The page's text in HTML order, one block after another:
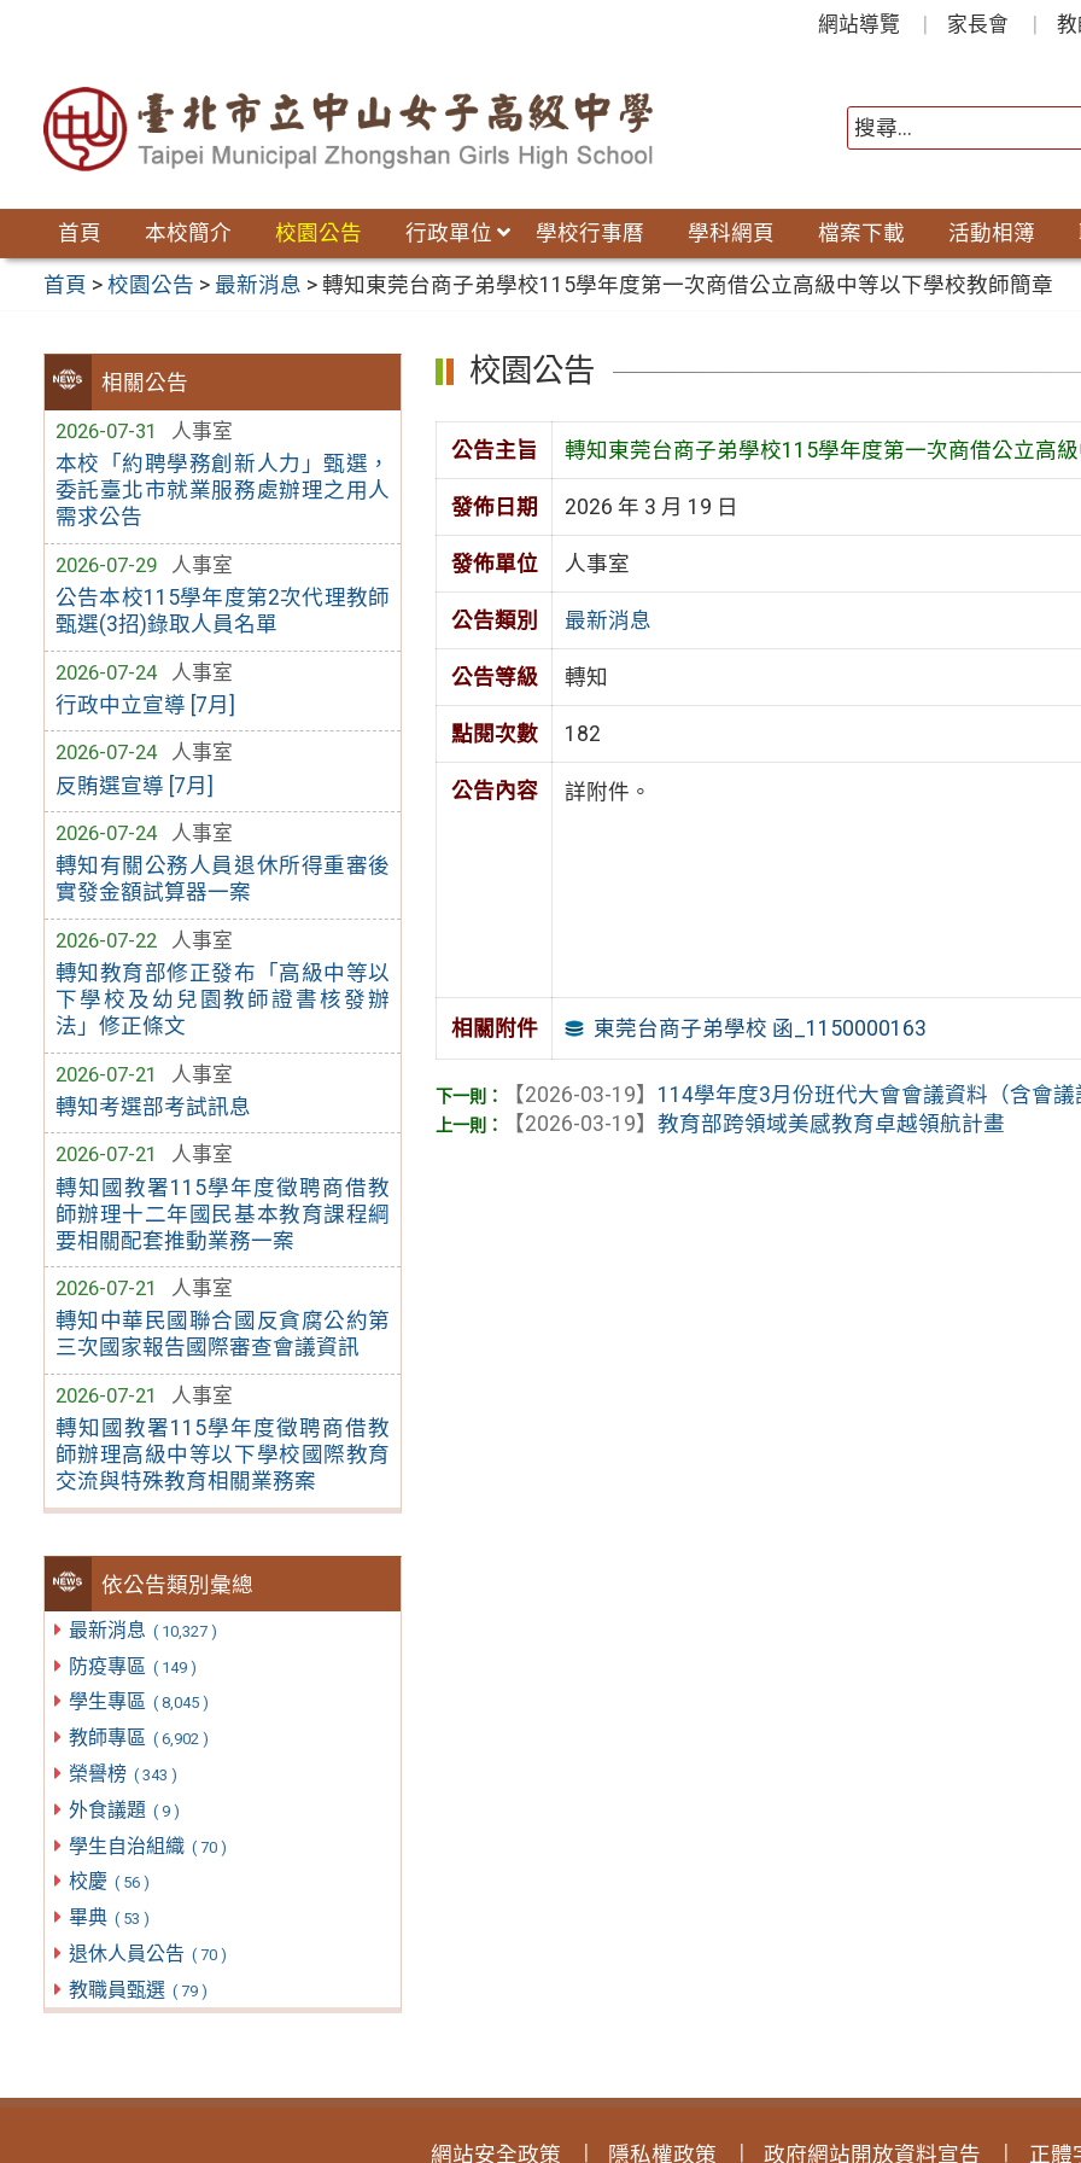
網站導覽 家長會
首頁 本校簡介 校園公告 行政單位 學校行事曆 學科網頁 檔案下載 活動相簿
首頁 >校園公告 > 最新消息 >轉知東莞台商子弟學校115學年度第一次商借公立高級中等以下學校教師簡章
相關公告
2026-07-31
人事室
本校「約聘學務創新人力」甄選，
委託臺北市就業服務處辦理之用人
需求公告
2026-07-29
人事室
公告本校115學年度第2次代理教師
甄選(3招)錄取人員名單
2026-07-24
人事室
行政中立宣導 [7月]
2026-07-24
人事室
反賄選宣導 [7月]
2026-07-24
人事室
轉知有關公務人員退休所得重審後
實發金額試算器一案
2026-07-22
人事室
轉知教育部修正發布「高級中等以
下學校及幼兒園教師證書核發辦
法」修正條文
2026-07-21
人事室
轉知考選部考試訊息
2026-07-21
人事室
轉知國教署115學年度徵聘商借教
師辦理十二年國民基本教育課程綱
要相關配套推動業務一案
2026-07-21
人事室
轉知中華民國聯合國反貪腐公約第
三次國家報告國際審查會議資訊
2026-07-21
人事室
轉知國教署115學年度徵聘商借教
師辦理高級中等以下學校國際教育
交流與特殊教育相關業務案
依公告類別彙總
最新消息 ( 10,327 )
防疫專區 ( 149 )
學生專區 ( 8,045 )
教師專區 ( 6,902 )
榮譽榜 ( 343 )
外食議題 ( 9 )
學生自治組織 ( 70 )
校慶 ( 56 )
畢典 ( 53 )
退休人員公告 ( 70 )
教職員甄選 ( 79 )
校園公告
公告主旨 轉知東莞台商子弟學校115學年度第一次商借公立高
發佈日期 2026 年 3 月 19 日
發佈單位 人事室
公告類別 最新消息
公告等級 轉知
點閱次數 182
公告內容 詳附件。
相關附件 東莞台商子弟學校 函_1150000163
【2026-03-19】 114學年度3月份班代大會會議資料（含會議
【2026-03-19】教育部跨領域美感教育卓越領航計畫
網站安全政策 隱私權政策 政府網站開放資料宣告 正體